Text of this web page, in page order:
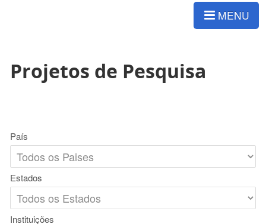
MENU
Projetos de Pesquisa
País
Estados
Instituições